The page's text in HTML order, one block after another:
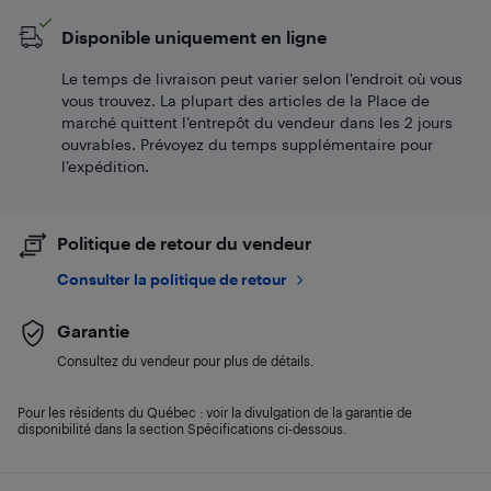
Disponible uniquement en ligne
Le temps de livraison peut varier selon l'endroit où vous
vous trouvez. La plupart des articles de la Place de
marché quittent l’entrepôt du vendeur dans les 2 jours
ouvrables. Prévoyez du temps supplémentaire pour
l’expédition.
Politique de retour du vendeur
Consulter la politique de retour
Garantie
Consultez du vendeur pour plus de détails.
Pour les résidents du Québec : voir la divulgation de la garantie de
disponibilité dans la section Spécifications ci-dessous.